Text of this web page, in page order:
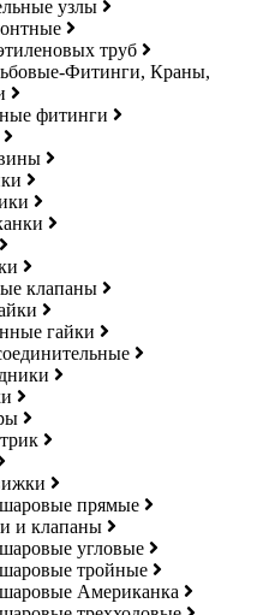
узлы
труб
Фитинги, Краны,
фитинги
клапаны
гайки
прямые
и клапаны
угловые
тройные
Американка